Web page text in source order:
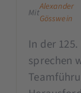
Mit
Alexander
Gösswein
In der
sprechen